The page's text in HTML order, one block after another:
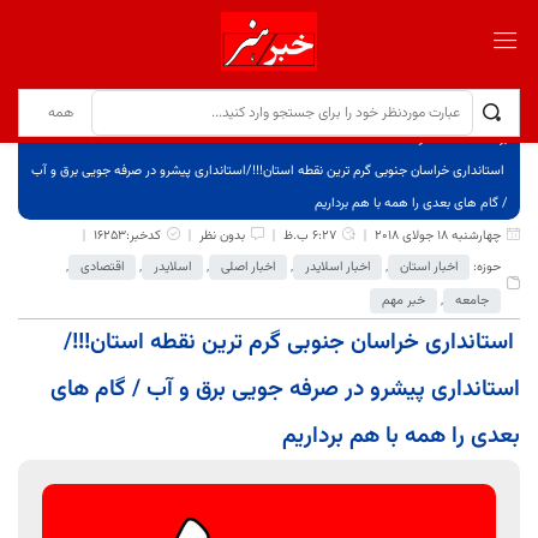
برگ نخست
نوشته‌ها
استانداری خراسان جنوبی گرم ترین نقطه استان!!!/استانداری پیشرو در صرفه جویی برق و آب
/ گام های بعدی را همه با هم برداریم
چهارشنبه 18 جولای 2018
6:27 ب.ظ بدون نظر
کدخبر:16253
حوزه:
اخبار استان , اخبار اسلایدر , اخبار اصلی , اسلایدر , اقتصادی ,
جامعه , خبر مهم
استانداری خراسان جنوبی گرم ترین نقطه استان!!!/
استانداری پیشرو در صرفه جویی برق و آب / گام های
بعدی را همه با هم برداریم